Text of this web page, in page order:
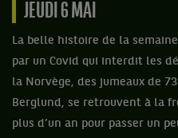
JEUDI 6 MAI
La belle histoire de la
par un Covid qui interdit les
la Norvège, des jumeaux de
Berglund, se retrouvent à la
plus d’un an pour passer un